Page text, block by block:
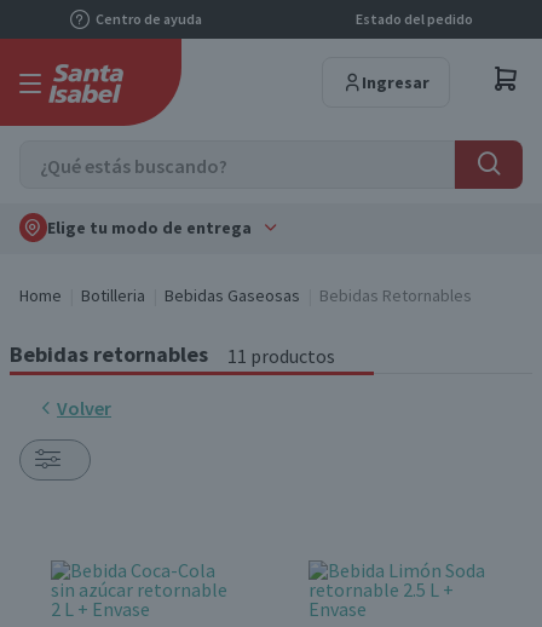
Centro de ayuda Estado del pedido
Ingresar
Elige tu modo de entrega
Home Botilleria Bebidas Gaseosas Bebidas Retornables
Bebidas retornables 11 productos
Volver